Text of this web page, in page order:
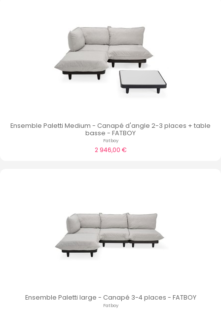
Ensemble Paletti Medium - Canapé d'angle 2-3 places + table
basse - FATBOY
Fatboy
2 946,00 €
Ensemble Paletti large - Canapé 3-4 places - FATBOY
Fatboy